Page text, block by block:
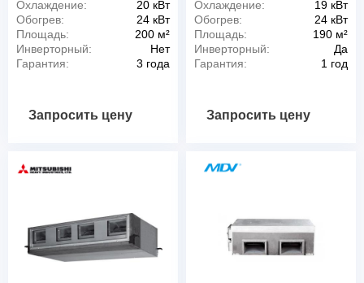
Охлаждение:
20 кВт
Обогрев:
24 кВт
Площадь:
200 м²
Инверторный:
Нет
Гарантия:
3 года
Запросить цену
Охлаждение:
19 кВт
Обогрев:
24 кВт
Площадь:
190 м²
Инверторный:
Да
Гарантия:
1 год
Запросить цену